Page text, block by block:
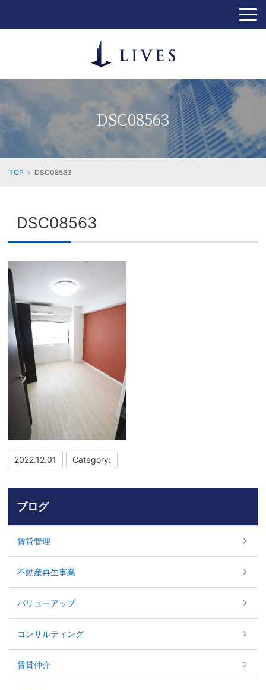
DSC08563
TOP DSC08563
DSC08563
2022.12.01 Category:
ブログ
賃貸管理
不動産再生事業
バリューアップ
コンサルティング
賃貸仲介